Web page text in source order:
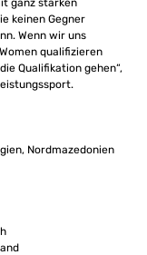
ganz starken
keinen Gegner
Wenn wir uns
qualifizieren
Qualifikation gehen“,
Nordmazedonien